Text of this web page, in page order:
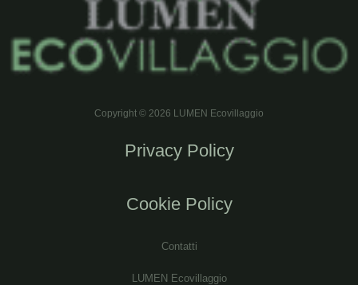
Copyright © 2026 LUMEN Ecovillaggio
Privacy Policy
Cookie Policy
Contatti
LUMEN Ecovillaggio